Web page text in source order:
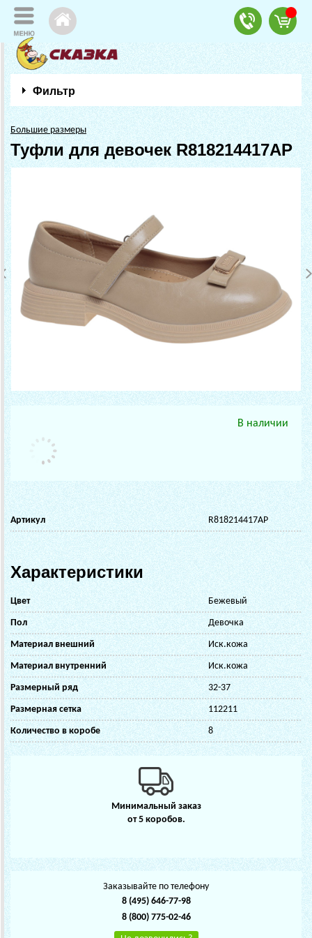
Фильтр
Большие размеры
Туфли для девочек R818214417AP
В наличии
Артикул R818214417AP
Характеристики
Цвет Бежевый
Пол Девочка
Материал внешний Иск.кожа
Материал внутренний Иск.кожа
Размерный ряд 32-37
Размерная сетка 112211
Количество в коробе 8
Минимальный заказ
от 5 коробов.
Заказывайте по телефону
8 (495) 646-77-98
8 (800) 775-02-46